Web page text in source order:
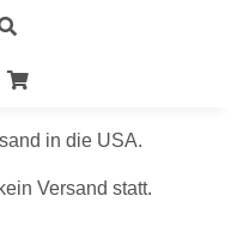
in die USA.
Versand statt.